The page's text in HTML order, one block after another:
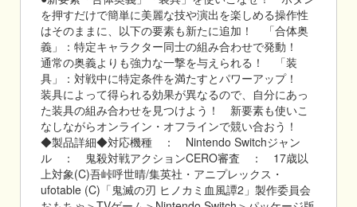
を押すだけで簡単に美麗な技や演出を楽しめる操作性
はそのままに、以下の要素も新たに追加！ 「合体奥
義」：特定キャラクター同士の組み合わせで発動！
通常の奥義よりも強力な一撃を与えられる！ 「装
具」：対戦中に特定条件を満たすとパワーアップ！
装具によって得られる効果が異なるので、自分にあっ
た装具の組み合わせを見つけよう！ 新要素も使いこ
なしながらオンライン・オフラインで競い合おう！
◆製品詳細◆対応機種 ： Nintendo Switchジャン
ル ： 鬼殺対戦アクションCERO審査 ： 17歳以
上対象(C)吾峠呼世晴/集英社・アニプレックス・
ufotable (C)「鬼滅の刃 ヒノカミ血風譚2」製作委員会